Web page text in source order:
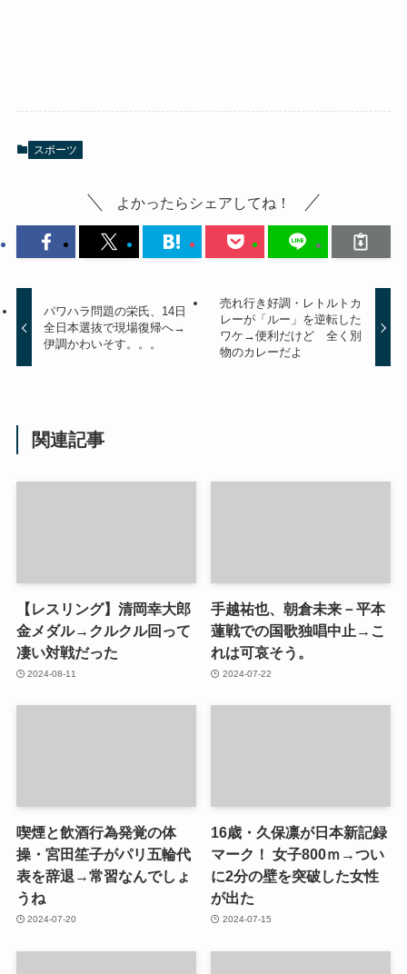
スポーツ
よかったらシェアしてね！
パワハラ問題の栄氏、14日
全日本選抜で現場復帰へ→
伊調かわいそす。。。
売れ行き好調・レトルトカ
レーが「ルー」を逆転した
ワケ→便利だけど 全く別
物のカレーだよ
関連記事
【レスリング】清岡幸大郎
金メダル→クルクル回って
凄い対戦だった
2024-08-11
手越祐也、朝倉未来－平本
蓮戦での国歌独唱中止→こ
れは可哀そう。
2024-07-22
喫煙と飲酒行為発覚の体
操・宮田笙子がパリ五輪代
表を辞退→常習なんでしょ
うね
2024-07-20
16歳・久保凛が日本新記録
マーク！ 女子800ｍ→つい
に2分の壁を突破した女性
が出た
2024-07-15